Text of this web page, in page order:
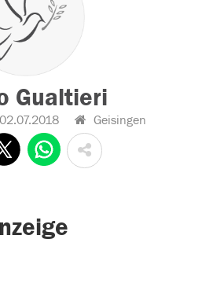
Gualtieri
02.07.2018 Geisingen